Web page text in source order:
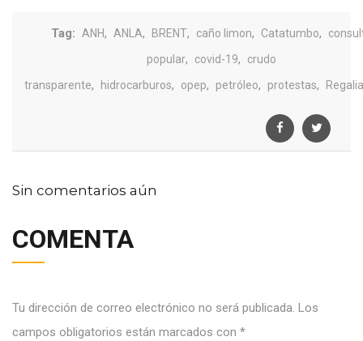
Tag: ANH, ANLA, BRENT, caño limon, Catatumbo,
popular, covid-19,
crudo
transparente, hidrocarburos, opep, petróleo, protestas,
Sin comentarios aún
COMENTA
Tu dirección de correo electrónico no será publicada. Los
campos obligatorios están marcados con *